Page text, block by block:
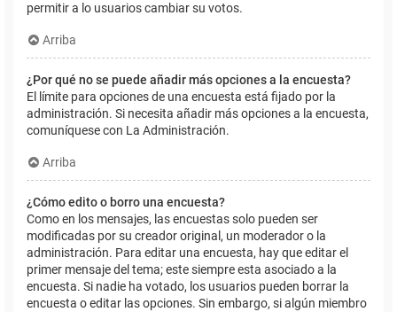
permitir a lo usuarios cambiar su votos.
Arriba
¿Por qué no se puede añadir más opciones a la encuesta?
El límite para opciones de una encuesta está fijado por la
administración. Si necesita añadir más opciones a la encuesta,
comuníquese con La Administración.
Arriba
¿Cómo edito o borro una encuesta?
Como en los mensajes, las encuestas solo pueden ser
modificadas por su creador original, un moderador o la
administración. Para editar una encuesta, hay que editar el
primer mensaje del tema; este siempre esta asociado a la
encuesta. Si nadie ha votado, los usuarios pueden borrar la
encuesta o editar las opciones. Sin embargo, si algún miembro